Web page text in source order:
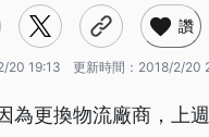
讚
20 19:13 更新時間： 2018/2/20
為更換物流廠商，上